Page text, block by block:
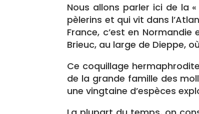
Nous allons parler ici de la
pèlerins et qui vit dans
France, c’est en
Brieuc, au large de Dieppe,
Ce coquillage
de la grande famille des
une vingtaine d’espèces